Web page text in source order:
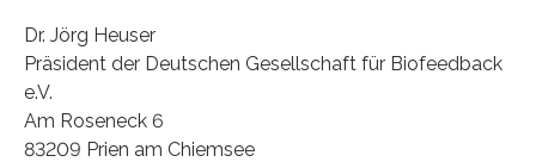
Dr. Jörg Heuser
Präsident der Deutschen Gesellschaft für Biofeedback
e.V.
Am Roseneck 6
83209 Prien am Chiemsee